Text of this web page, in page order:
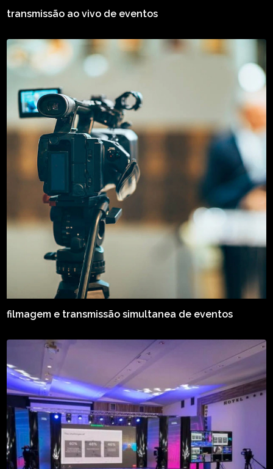
transmissão ao vivo de eventos
filmagem e transmissão simultanea de eventos